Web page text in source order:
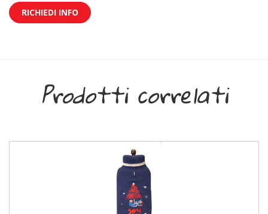
RICHIEDI INFO
Prodotti correlati